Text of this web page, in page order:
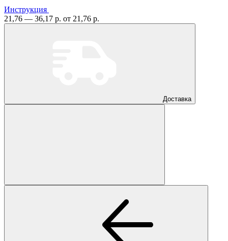
Инструкция
21,76 — 36,17 р. от 21,76 р.
Доставка